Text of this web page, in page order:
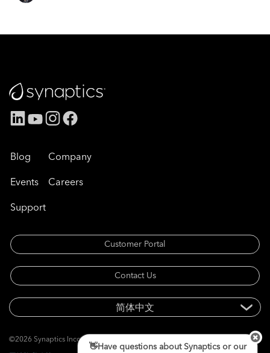
Blog
Events
Support
Company
Careers
Customer Portal
Contact Us
©2026 Synaptics Incorporated. 版权所有。
👋Have questions about Synaptics or our